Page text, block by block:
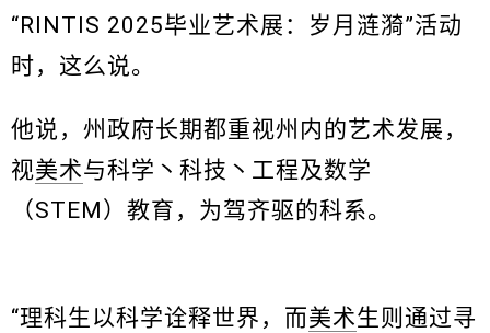
“RINTIS 2025毕业艺术展：岁月涟漪”活动
时，这么说。
他说，州政府长期都重视州内的艺术发展，
视美术与科学丶科技丶工程及数学
（STEM）教育，为驾齐驱的科系。
“理科生以科学诠释世界，而美术生则通过寻